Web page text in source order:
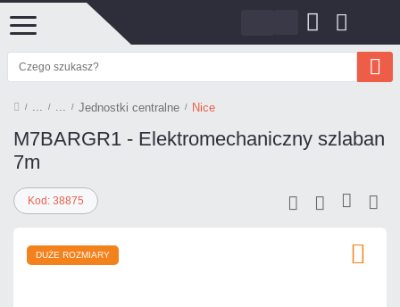
Jednostki centralne Nice
M7BARGR1 - Elektromechaniczny szlaban
7m
Kod: 38875
DUŻE ROZMIARY